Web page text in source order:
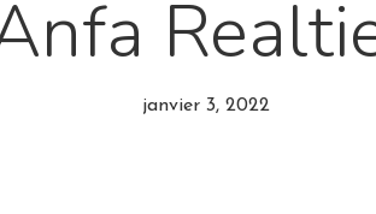
janvier 3, 2022